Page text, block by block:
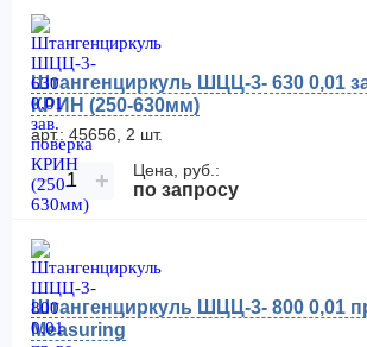
Штангенциркуль ШЦЦ-3- 630 0,01
КРИН (250-630мм)
арт.: 45656, 2 шт.
− + Цена, руб.:
по запросу
Штангенциркуль ШЦЦ-3- 800 0,01
Measuring